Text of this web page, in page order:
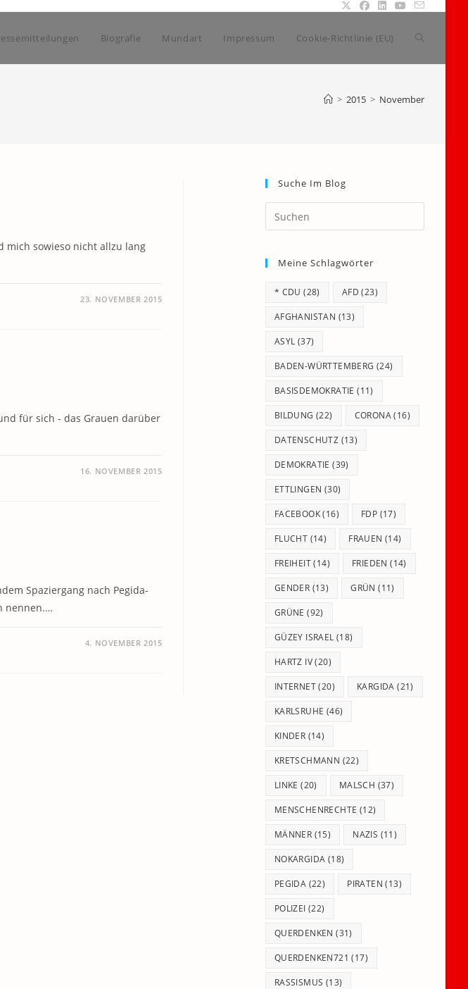
Biografie Mundart Impressum Cookie-Richtlinie (EU) Website-
> 2015 > November
mich sowieso nicht allzu lang
23. NOVEMBER 2015
für sich - das Grauen darüber
16. NOVEMBER 2015
Spaziergang nach Pegida-
nennen.…
4. NOVEMBER 2015
Suche Im Blog
Escape
Meine Schlagwörter
* CDU (28) AFD (23)
AFGHANISTAN (13)
ASYL (37)
BADEN-WÜRTTEMBERG (24)
BASISDEMOKRATIE (11)
BILDUNG (22) CORONA(16)
DATENSCHUTZ (13)
DEMOKRATIE (39)
ETTLINGEN (30)
FACEBOOK(16) FDP (17)
FLUCHT (14) FRAUEN (14)
FREIHEIT(14) FRIEDEN (14)
GENDER (13) GRÜN (11)
GRÜNE (92)
GÜZEY ISRAEL (18)
HARTZ IV(20)
INTERNET(20) KARGIDA (21)
KARLSRUHE (46)
KINDER (14)
KRETSCHMANN (22)
LINKE (20) MALSCH (37)
MENSCHENRECHTE (12)
MÄNNER (15) NAZIS (11)
NOKARGIDA (18)
PEGIDA (22) PIRATEN (13)
POLIZEI (22)
QUERDENKEN (31)
QUERDENKEN721 (17)
RASSISMUS (13)